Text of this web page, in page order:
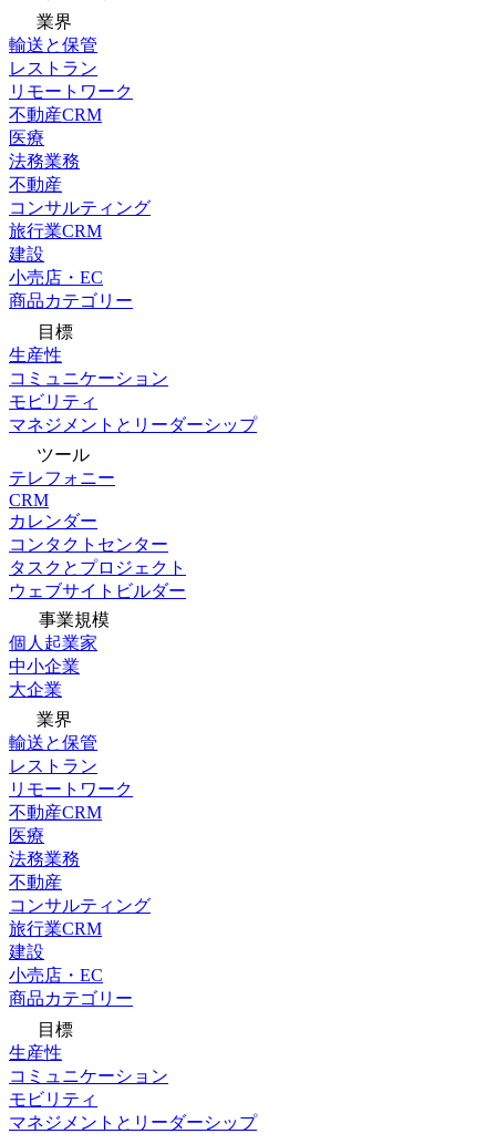
業界
輸送と保管
レストラン
リモートワーク
不動産CRM
医療
法務業務
不動産
コンサルティング
旅行業CRM
建設
小売店・EC
商品カテゴリー
目標
生産性
コミュニケーション
モビリティ
マネジメントとリーダーシップ
ツール
テレフォニー
CRM
カレンダー
コンタクトセンター
タスクとプロジェクト
ウェブサイトビルダー
事業規模
個人起業家
中小企業
大企業
業界
輸送と保管
レストラン
リモートワーク
不動産CRM
医療
法務業務
不動産
コンサルティング
旅行業CRM
建設
小売店・EC
商品カテゴリー
目標
生産性
コミュニケーション
モビリティ
マネジメントとリーダーシップ